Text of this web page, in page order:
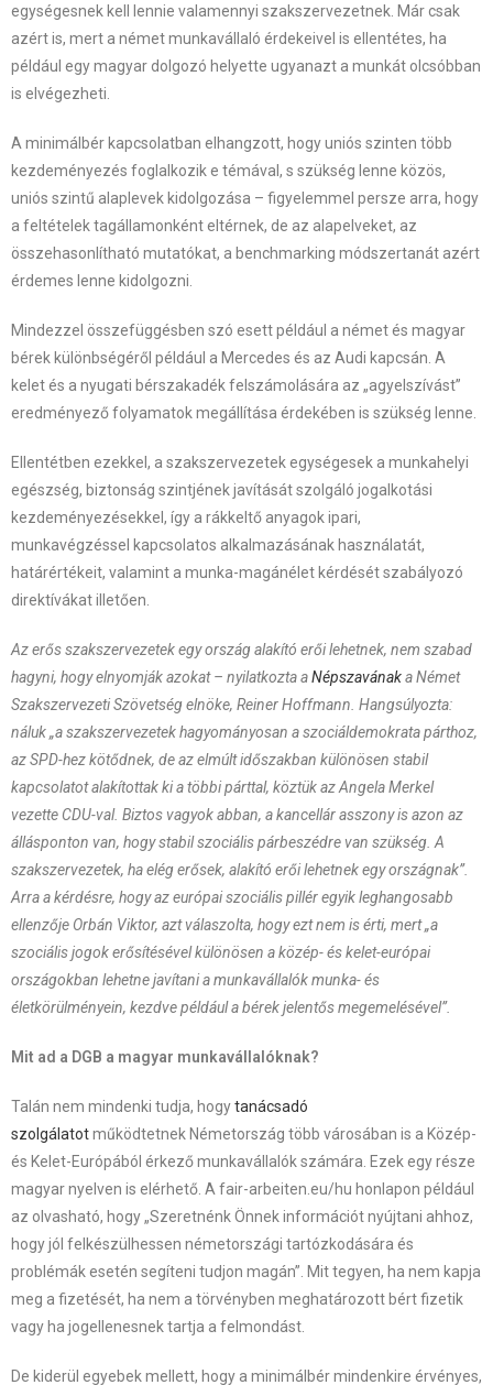
egységesnek kell lennie valamennyi szakszervezetnek. Már csak
azért is, mert a német munkavállaló érdekeivel is ellentétes, ha
például egy magyar dolgozó helyette ugyanazt a munkát olcsóbban
is elvégezheti.
A minimálbér kapcsolatban elhangzott, hogy uniós szinten több
kezdeményezés foglalkozik e témával, s szükség lenne közös,
uniós szintű alaplevek kidolgozása – figyelemmel persze arra, hogy
a feltételek tagállamonként eltérnek, de az alapelveket, az
összehasonlítható mutatókat, a benchmarking módszertanát azért
érdemes lenne kidolgozni.
Mindezzel összefüggésben szó esett például a német és magyar
bérek különbségéről például a Mercedes és az Audi kapcsán. A
kelet és a nyugati bérszakadék felszámolására az „agyelszívást”
eredményező folyamatok megállítása érdekében is szükség lenne.
Ellentétben ezekkel, a szakszervezetek egységesek a munkahelyi
egészség, biztonság szintjének javítását szolgáló jogalkotási
kezdeményezésekkel, így a rákkeltő anyagok ipari,
munkavégzéssel kapcsolatos alkalmazásának használatát,
határértékeit, valamint a munka-magánélet kérdését szabályozó
direktívákat illetően.
Az erős szakszervezetek egy ország alakító erői lehetnek, nem szabad
hagyni, hogy elnyomják azokat – nyilatkozta aNépszavánaka Német
Szakszervezeti Szövetség elnöke, Reiner Hoffmann. Hangsúlyozta:
náluk „a szakszervezetek hagyományosan a szociáldemokrata párthoz,
az SPD-hez kötődnek, de az elmúlt időszakban különösen stabil
kapcsolatot alakítottak ki a többi párttal, köztük az Angela Merkel
vezette CDU-val. Biztos vagyok abban, a kancellár asszony is azon az
állásponton van, hogy stabil szociális párbeszédre van szükség. A
szakszervezetek, ha elég erősek, alakító erői lehetnek egy országnak”.
Arra a kérdésre, hogy az európai szociális pillér egyik leghangosabb
ellenzője Orbán Viktor, azt válaszolta, hogy ezt nem is érti, mert „a
szociális jogok erősítésével különösen a közép- és kelet-európai
országokban lehetne javítani a munkavállalók munka- és
életkörülményein, kezdve például a bérek jelentős megemelésével”.
Mit ad a DGB a magyar munkavállalóknak?
Talán nem mindenki tudja, hogytanácsadó
szolgálatotműködtetnek Németország több városában is a Közép-
és Kelet-Európából érkező munkavállalók számára. Ezek egy része
magyar nyelven is elérhető. A fair-arbeiten.eu/hu honlapon például
az olvasható, hogy „Szeretnénk Önnek információt nyújtani ahhoz,
hogy jól felkészülhessen németországi tartózkodására és
problémák esetén segíteni tudjon magán”. Mit tegyen, ha nem kapja
meg a fizetését, ha nem a törvényben meghatározott bért fizetik
vagy ha jogellenesnek tartja a felmondást.
De kiderül egyebek mellett, hogy a minimálbér mindenkire érvényes,